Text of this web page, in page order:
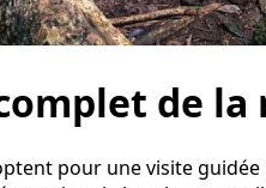
de
pour une visite